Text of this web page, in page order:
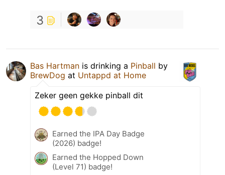
3
Bas Hartman is drinking a Pinball by
BrewDog at Untappd at Home
Zeker geen gekke pinball dit
Earned the IPA Day Badge
(2026) badge!
Earned the Hopped Down
(Level 71) badge!